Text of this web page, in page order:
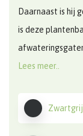
Daarnaast is hij
is deze
Lees meer..